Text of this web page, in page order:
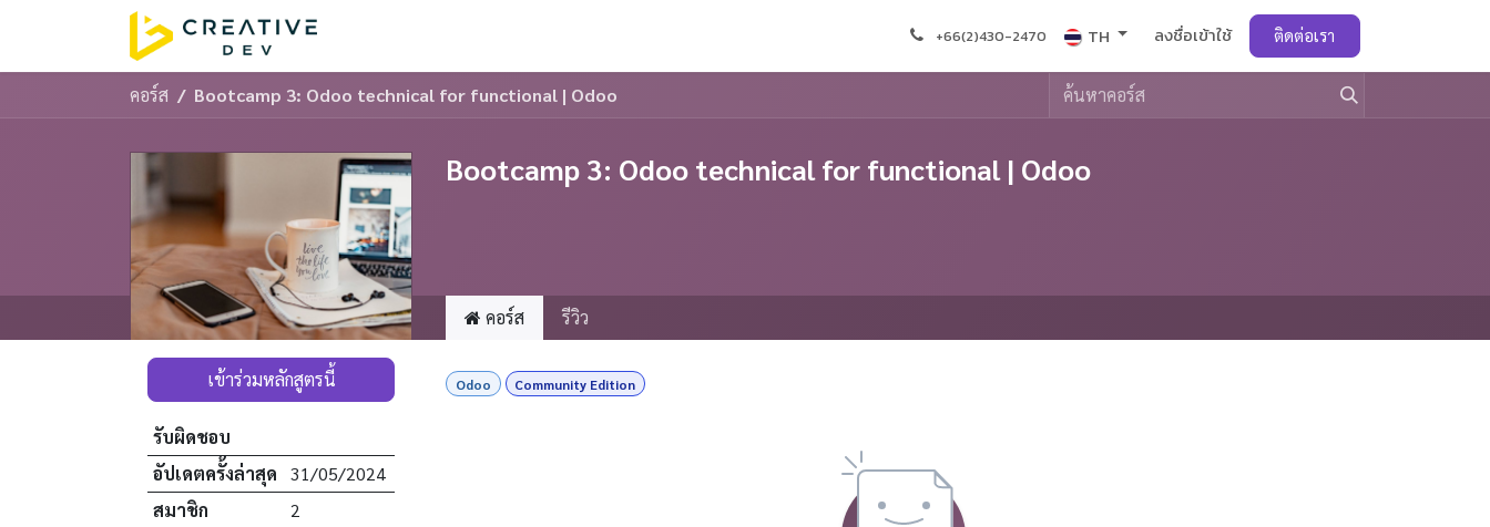
ติดต่อเรา งาน
+66(2)430-2470 TH ลงชื่อเข้าใช้ ติดต่อเรา
คอร์ส Bootcamp 3: Odoo technical for functional | Odoo
Bootcamp 3: Odoo technical for functional | Odoo
เข้าร่วมหลักสูตรนี้
รับผิดชอบ
อัปเดตครั้งล่าสุด
31/05/2024
สมาชิก
2
คอร์ส รีวิว
Odoo Community Edition